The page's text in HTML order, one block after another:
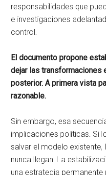
responsabilidades que
e investigaciones
control.
El documento propone
dejar las transformaciones
posterior. A primera vista
razonable.
Sin embargo, esa
implicaciones políticas. Si
salvar el modelo
nunca llegan. La
una estrategia